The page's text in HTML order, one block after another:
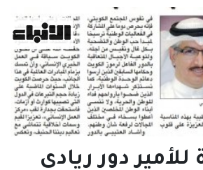
للأمير دور ريادي